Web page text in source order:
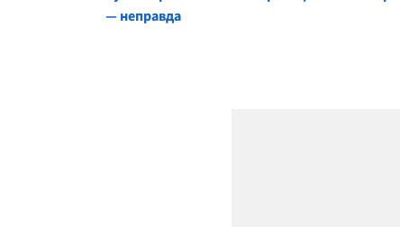
— неправда